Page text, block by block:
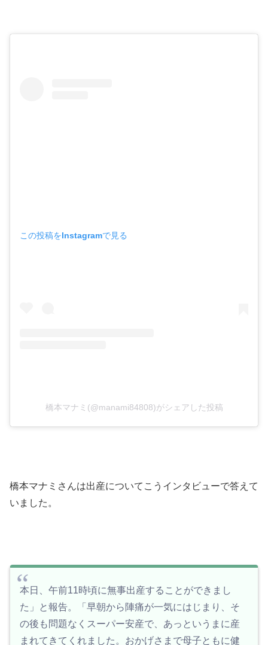
この投稿をInstagramで見る
橋本マナミ(@manami84808)がシェアした投稿
橋本マナミさんは出産についてこうインタビューで答えて
いました。
本日、午前11時頃に無事出産することができまし
た」と報告。「早朝から陣痛が一気にはじまり、そ
の後も問題なくスーパー安産で、あっというまに産
まれてきてくれました。おかげさまで母子ともに健